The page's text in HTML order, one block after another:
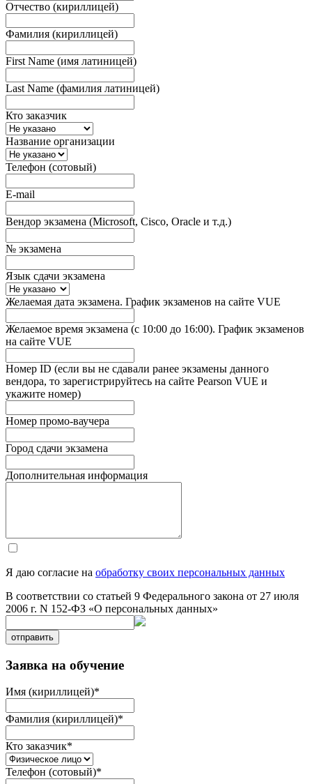
Отчество (кириллицей)
Фамилия (кириллицей)
First Name (имя латиницей)
Last Name (фамилия латиницей)
Кто заказчик
Название организации
Телефон (сотовый)
E-mail
Вендор экзамена (Microsoft, Cisco, Oracle и т.д.)
№ экзамена
Язык сдачи экзамена
Желаемая дата экзамена. График экзаменов на сайте VUE
Желаемое время экзамена (с 10:00 до 16:00). График экзаменов
на сайте VUE
Номер ID (если вы не сдавали ранее экзамены данного
вендора, то зарегистрируйтесь на сайте Pearson VUE и
укажите номер)
Номер промо-ваучера
Город сдачи экзамена
Дополнительная информация
Я даю согласие на обработку своих персональных данных
В соответствии со статьей 9 Федерального закона от 27 июля
2006 г. N 152-ФЗ «О персональных данных»
отправить
Заявка на обучение
Имя (кириллицей)*
Фамилия (кириллицей)*
Кто заказчик*
Телефон (сотовый)*